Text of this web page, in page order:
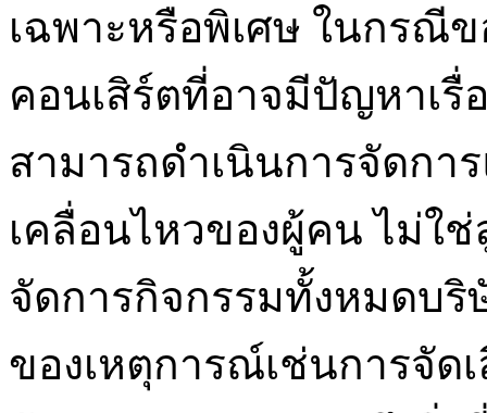
เฉพาะหรือพิเศษ ในกรณี
คอนเสิร์ตที่อาจมีปัญหาเรื่
สามารถดำเนินการจัดกา
เคลื่อนไหวของผู้คน ไม่ใ
จัดการกิจกรรมทั้งหมดบ
ของเหตุการณ์เช่นการจัด